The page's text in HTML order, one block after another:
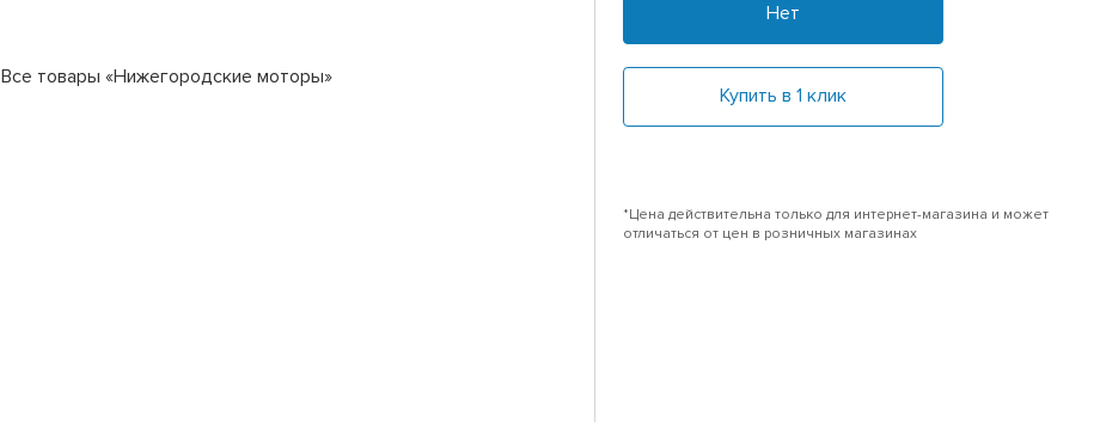
Все товары «Нижегородские моторы»
Нет
Купить в 1 клик
*Цена действительна только для интернет-магазина и может
отличаться от цен в розничных магазинах